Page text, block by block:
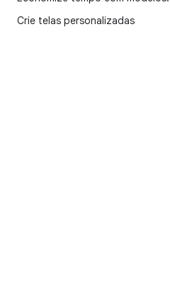
Crie telas personalizadas